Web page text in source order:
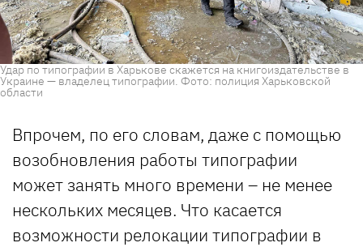
Удар по типографии в Харькове скажется на книгоиздательстве в
Украине — владелец типографии. Фото: полиция Харьковской
области
Впрочем, по его словам, даже с помощью
возобновления работы типографии
может занять много времени – не менее
нескольких месяцев. Что касается
возможности релокации типографии в